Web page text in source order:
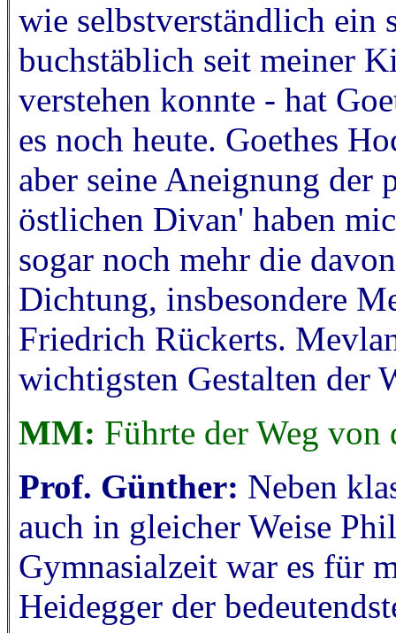
wie selbstverständlich ein
buchstäblich seit meiner
verstehen konnte - hat
es noch heute. Goethes
aber seine Aneignung der
östlichen Divan' haben
sogar noch mehr die
Dichtung, insbesondere
Friedrich Rückerts.
wichtigsten Gestalten der
MM: Führte der Weg
Prof. Günther: Neben
auch in gleicher Weise
Gymnasialzeit war es für
Heidegger der